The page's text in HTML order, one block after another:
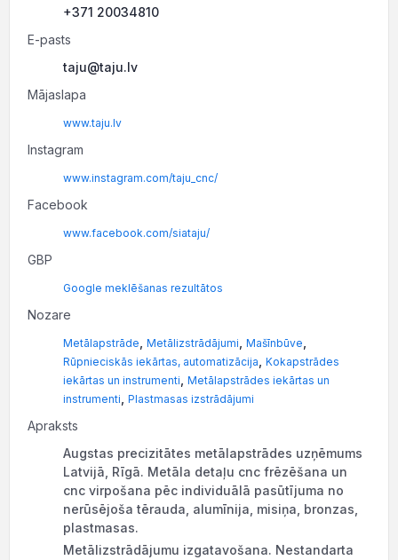
+371 20034810
E-pasts
taju@taju.lv
Mājaslapa
www.taju.lv
Instagram
www.instagram.com/taju_cnc/
Facebook
www.facebook.com/siataju/
GBP
Google meklēšanas rezultātos
Nozare
Metālapstrāde Metālizstrādājumi Mašīnbūve
Rūpnieciskās iekārtas, automatizācija Kokapstrādes
iekārtas un instrumenti Metālapstrādes iekārtas un
instrumenti Plastmasas izstrādājumi
Apraksts
Augstas precizitātes metālapstrādes uzņēmums
Latvijā, Rīgā. Metāla detaļu cnc frēzēšana un
cnc virpošana pēc individuālā pasūtījuma no
nerūsējoša tērauda, alumīnija, misiņa, bronzas,
plastmasas.
Metālizstrādājumu izgatavošana. Nestandarta